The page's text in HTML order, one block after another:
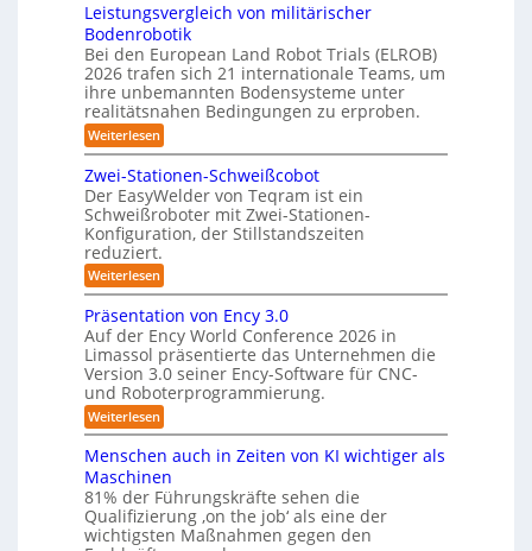
r
6m
3
D
-
S
t
e
r
e
o
-
K
a
m
r
a
s
y
s
t
e
m
f
ü
u
t
t
l
e
-
S
y
s
t
e
m
f
ü
r
R
e
i
n
r
ä
u
m
e
Leistungsvergleich von militärischer
Bodenrobotik
Bei den European Land Robot Trials (ELROB)
2026 trafen sich 21 internationale Teams, um
ihre unbemannten Bodensysteme unter
realitätsnahen Bedingungen zu erproben.
Weiterlesen:
L
e
i
s
t
u
g
s
v
e
r
g
l
e
i
c
h
v
o
n
m
i
l
Zwei-Stationen-Schweißcobot
Der EasyWelder von Teqram ist ein
Schweißroboter mit Zwei-Stationen-
Konfiguration, der Stillstandszeiten
reduziert.
Weiterlesen:
Z
w
e
i
-
S
t
a
t
i
o
n
e
n
-
S
Präsentation von Ency 3.0
Auf der Ency World Conference 2026 in
Limassol präsentierte das Unternehmen die
Version 3.0 seiner Ency-Software für CNC-
und Roboterprogrammierung.
Weiterlesen:
P
ä
s
e
n
t
Menschen auch in Zeiten von KI wichtiger als
Maschinen
81% der Führungskräfte sehen die
Qualifizierung ‚on the job‘ als eine der
wichtigsten Maßnahmen gegen den